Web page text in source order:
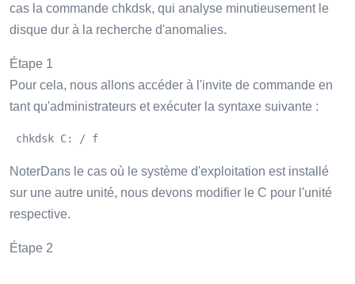
cas la commande chkdsk, qui analyse minutieusement le
disque dur à la recherche d'anomalies.
Étape 1
Pour cela, nous allons accéder à l'invite de commande en
tant qu'administrateurs et exécuter la syntaxe suivante :
chkdsk C: / f
NoterDans le cas où le système d'exploitation est installé
sur une autre unité, nous devons modifier le C pour l'unité
respective.
Étape 2